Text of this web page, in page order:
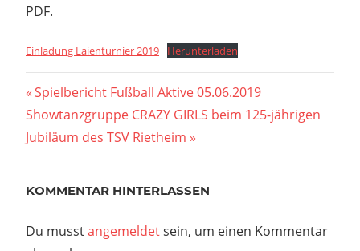
PDF.
Einladung Laienturnier 2019 Herunterladen
Beitragsnavigation
Vorheriger
Beitrag:
Spielbericht Fußball Aktive 05.06.2019
Nächster
Beitrag:
Showtanzgruppe CRAZY GIRLS beim 125-jährigen
Jubiläum des TSV Rietheim
KOMMENTAR HINTERLASSEN
Du musstangemeldetsein, um einen Kommentar